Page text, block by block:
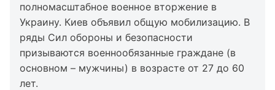
полномасштабное военное вторжение в
Украину. Киев объявил общую мобилизацию. В
ряды Сил обороны и безопасности
призываются военнообязанные граждане (в
основном – мужчины) в возрасте от 27 до 60
лет.